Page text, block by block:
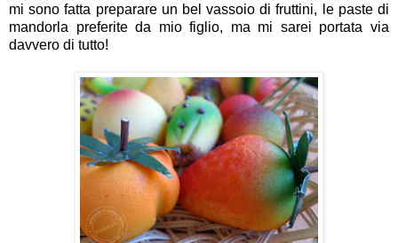
mi sono fatta preparare un bel vassoio di fruttini, le paste di
mandorla preferite da mio figlio, ma mi sarei portata via
davvero di tutto!